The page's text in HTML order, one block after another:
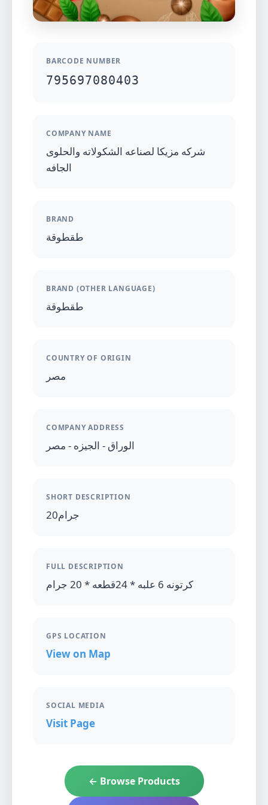
BARCODE NUMBER
795697080403
COMPANY NAME
شركه مزيكا لصناعه الشكولاته والحلوى
الجافه
BRAND
طقطوقة
BRAND (OTHER LANGUAGE)
طقطوقة
COUNTRY OF ORIGIN
مصر
COMPANY ADDRESS
الوراق - الجيزه - مصر
SHORT DESCRIPTION
20جرام
FULL DESCRIPTION
كرتونه 6 علبه * 24قطعه * 20 جرام
GPS LOCATION
View on Map
SOCIAL MEDIA
Visit Page
← Browse Products